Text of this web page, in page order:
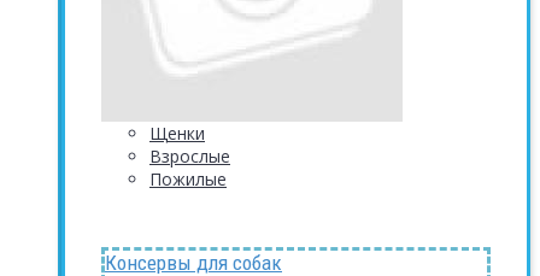
Щенки
Взрослые
Пожилые
Консервы для собак